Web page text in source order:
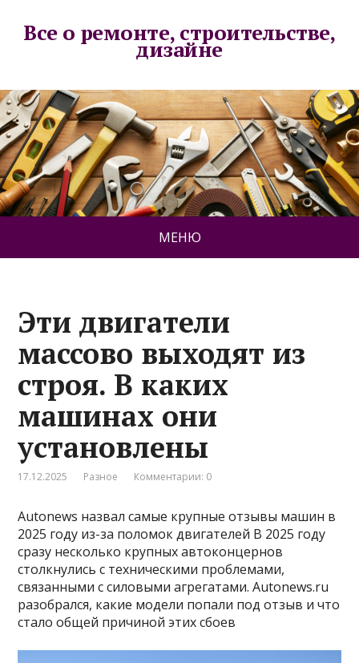
Все о ремонте, строительстве,
дизайне
МЕНЮ
Эти двигатели
массово выходят из
строя. В каких
машинах они
установлены
17.12.2025 Разное Комментарии: 0
Autonews назвал самые крупные отзывы машин в
2025 году из-за поломок двигателей В 2025 году
сразу несколько крупных автоконцернов
столкнулись с техническими проблемами,
связанными с силовыми агрегатами. Autonews.ru
разобрался, какие модели попали под отзыв и что
стало общей причиной этих сбоев